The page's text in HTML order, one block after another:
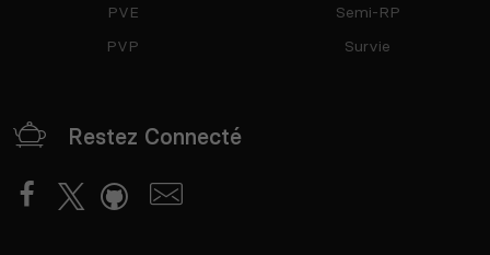
PVE
PVP
Semi-RP
Survie
Restez Connecté